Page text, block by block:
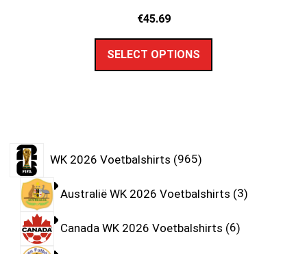
€45.69
SELECT OPTIONS
WK 2026 Voetbalshirts 965
Australië WK 2026 Voetbalshirts 3
Canada WK 2026 Voetbalshirts 6